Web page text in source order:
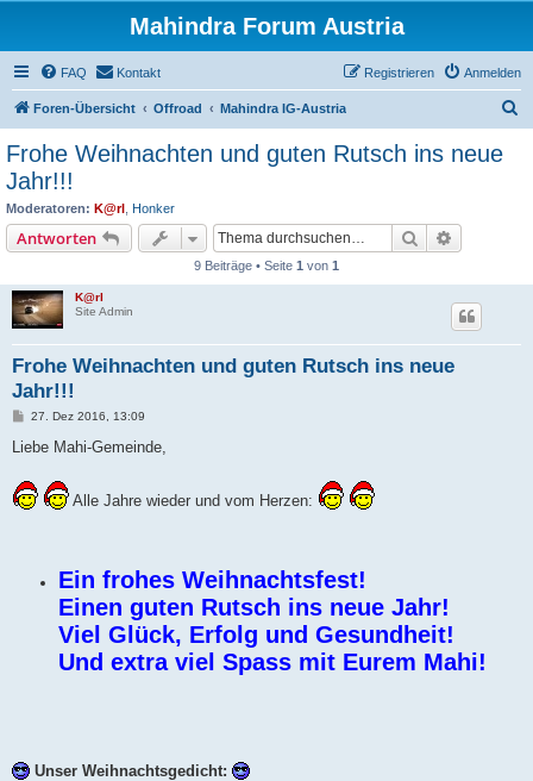
Mahindra Forum Austria
FAQ Kontakt Anmelden
Registrieren
Foren-Übersicht Offroad Mahindra IG-Austria
Frohe Weihnachten und guten Rutsch ins neue
Jahr!!!
Moderatoren: K@rl Honker
Antworten Suche
9 Beiträge • Seite 1 von 1
K@rl
Site Admin
Frohe Weihnachten und guten Rutsch ins neue
Jahr!!!
B
i
a
g
27. Dez 2016, 13:09
Liebe Mahi-Gemeinde,
Alle Jahre wieder und vom Herzen:
Ein frohes Weihnachtsfest!
Einen guten Rutsch ins neue Jahr!
Viel Glück, Erfolg und Gesundheit!
Und extra viel Spass mit Eurem Mahi!
Unser Weihnachtsgedicht: